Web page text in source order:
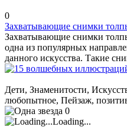
0
Захватывающие снимки
Захватывающие снимки
одна из популярных
данного искусства. Такие
Дети, Знаменитости,
любопытное, Пейзаж,
0
Loading...